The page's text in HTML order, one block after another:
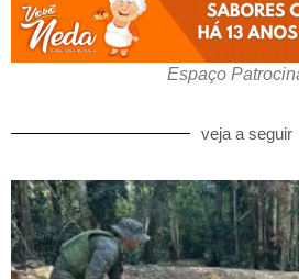
Espaço
veja a seguir